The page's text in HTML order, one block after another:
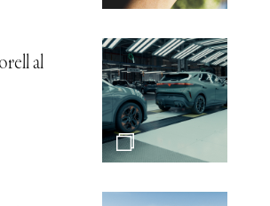
al